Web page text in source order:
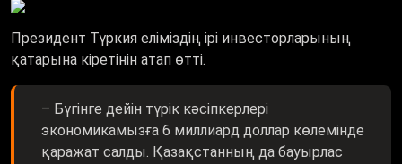
Президент Түркия еліміздің ірі инвесторларының
қатарына кіретінін атап өтті.
– Бүгінге дейін түрік кәсіпкерлері
экономикамызға 6 миллиард доллар көлемінде
қаражат салды. Қазақстанның да бауырлас